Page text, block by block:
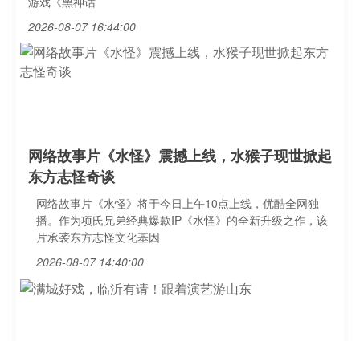
2026-08-07 16:44:00
网络故事片《水怪》震撼上线，水猴子现世掀起
东方志怪奇谈
网络故事片《水怪》将于今日上午10点上线，优酷全网独
播。作为项氏兄弟经典爆款IP《水怪》的全新升级之作，该
片承袭东方志怪文化基因
2026-08-07 14:40:00